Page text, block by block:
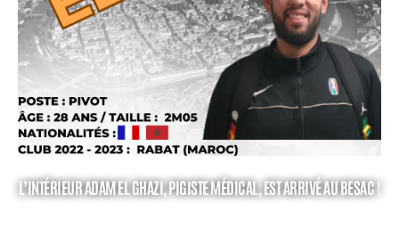
L’INTÉRIEUR ADAM EL GHAZI, PIGISTE MÉDICAL, EST ARRIVÉ AU BESAC !